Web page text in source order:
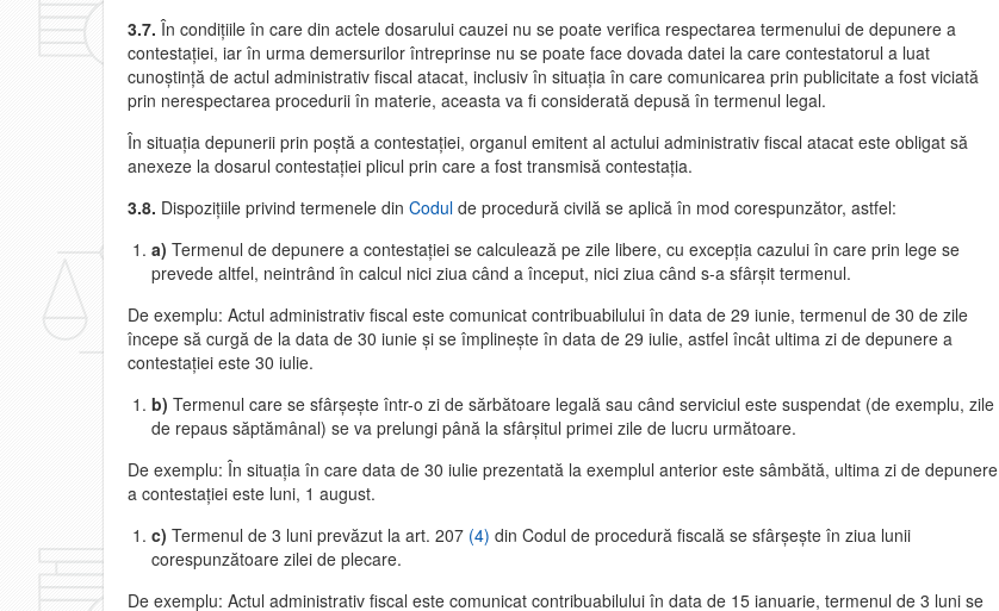
3.7. În condiţiile în care din actele dosarului cauzei nu se poate verifica respectarea termenului de depunere a
contestaţiei, iar în urma demersurilor întreprinse nu se poate face dovada datei la care contestatorul a luat
cunoştinţă de actul administrativ fiscal atacat, inclusiv în situaţia în care comunicarea prin publicitate a fost viciată
prin nerespectarea procedurii în materie, aceasta va fi considerată depusă în termenul legal.
În situaţia depunerii prin poştă a contestaţiei, organul emitent al actului administrativ fiscal atacat este obligat să
anexeze la dosarul contestaţiei plicul prin care a fost transmisă contestaţia.
3.8. Dispoziţiile privind termenele din Codul de procedură civilă se aplică în mod corespunzător, astfel:
a) Termenul de depunere a contestaţiei se calculează pe zile libere, cu excepţia cazului în care prin lege se
prevede altfel, neintrând în calcul nici ziua când a început, nici ziua când s-a sfârşit termenul.
De exemplu: Actul administrativ fiscal este comunicat contribuabilului în data de 29 iunie, termenul de 30 de zile
începe să curgă de la data de 30 iunie şi se împlineşte în data de 29 iulie, astfel încât ultima zi de depunere a
contestaţiei este 30 iulie.
b) Termenul care se sfârşeşte într-o zi de sărbătoare legală sau când serviciul este suspendat (de exemplu, zile
de repaus săptămânal) se va prelungi până la sfârşitul primei zile de lucru următoare.
De exemplu: În situaţia în care data de 30 iulie prezentată la exemplul anterior este sâmbătă, ultima zi de depunere
a contestaţiei este luni, 1 august.
c) Termenul de 3 luni prevăzut la art. 207 (4) din Codul de procedură fiscală se sfârşeşte în ziua lunii
corespunzătoare zilei de plecare.
De exemplu: Actul administrativ fiscal este comunicat contribuabilului în data de 15 ianuarie, termenul de 3 luni se